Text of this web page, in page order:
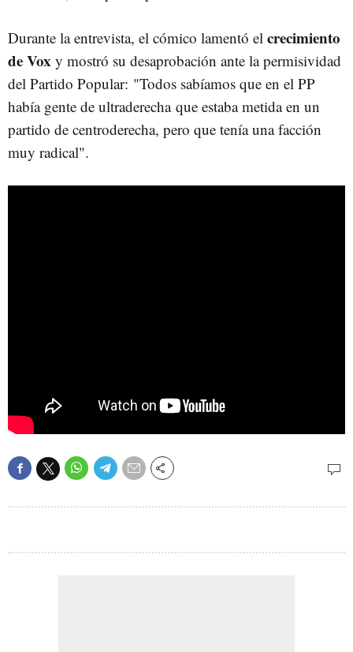
Durante la entrevista, el cómico lamentó el crecimiento
de Vox y mostró su desaprobación ante la permisividad
del Partido Popular: "Todos sabíamos que en el PP
había gente de ultraderecha que estaba metida en un
partido de centroderecha, pero que tenía una facción
muy radical".